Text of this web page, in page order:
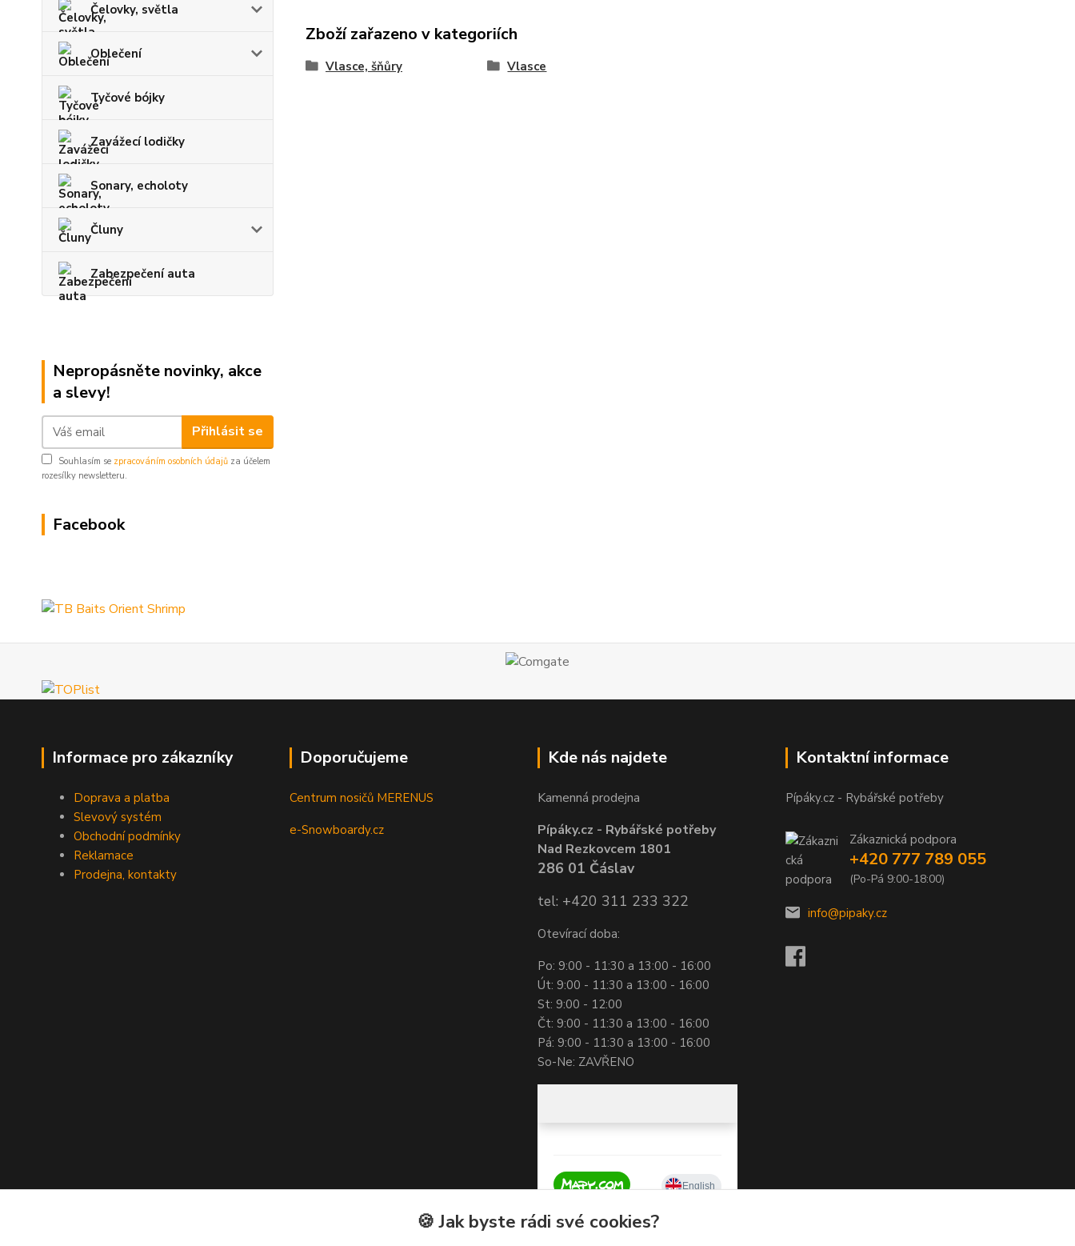
Čelovky, světla
Oblečení
Tyčové bójky
Zavážecí lodičky
Sonary, echoloty
Čluny
Zabezpečení auta
Nepropásněte novinky, akce
a slevy!
Přihlásit se
Souhlasím se zpracováním osobních údajů za účelem
rozesílky newsletteru.
Facebook
Zboží zařazeno v kategoriích
Vlasce, šňůry Vlasce
Informace pro zákazníky
Doprava a platba
Slevový systém
Obchodní podmínky
Reklamace
Prodejna, kontakty
Doporučujeme
Centrum nosičů MERENUS
e-Snowboardy.cz
Kde nás najdete
Kamenná prodejna
Pípáky.cz - Rybářské potřeby
Nad Rezkovcem 1801
286 01 Čáslav
tel: +420 311 233 322
Otevírací doba:
Po: 9:00 - 11:30 a 13:00 - 16:00
Út: 9:00 - 11:30 a 13:00 - 16:00
St: 9:00 - 12:00
Čt: 9:00 - 11:30 a 13:00 - 16:00
Pá: 9:00 - 11:30 a 13:00 - 16:00
So-Ne: ZAVŘENO
Kontaktní informace
Pípáky.cz - Rybářské potřeby
Zákaznická podpora
+420 777 789 055
(Po-Pá 9:00-18:00)
info@pipaky.cz
🍪 Jak byste rádi své cookies?